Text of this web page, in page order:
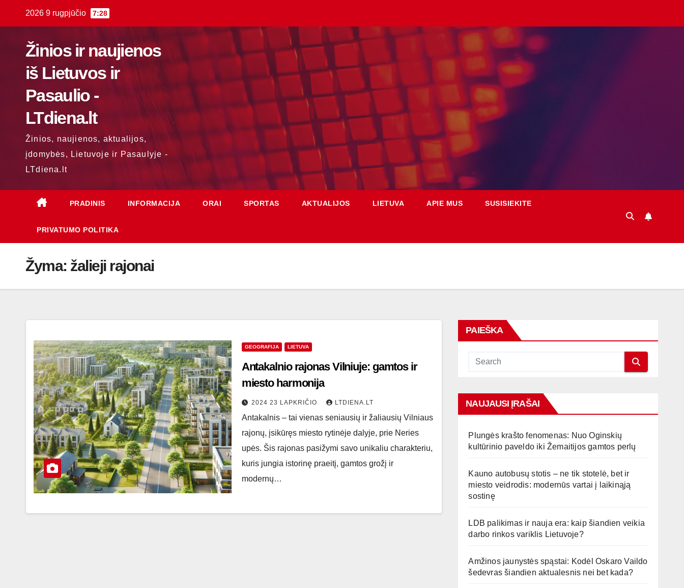
2026 9 rugpjūčio 7:28
Žinios ir naujienos
iš Lietuvos ir
Pasaulio -
LTdiena.lt
Žinios, naujienos, aktualijos,
įdomybės, Lietuvoje ir Pasaulyje -
LTdiena.lt
PRADINIS INFORMACIJA ORAI SPORTAS AKTUALIJOS LIETUVA APIE MUS SUSISIEKITE
PRIVATUMO POLITIKA
Žyma: žalieji rajonai
GEOGRAFIJA LIETUVA
Antakalnio rajonas Vilniuje: gamtos ir
miesto harmonija
2024 23 LAPKRIČIO LTDIENA.LT
Antakalnis – tai vienas seniausių ir žaliausių Vilniaus
rajonų, įsikūręs miesto rytinėje dalyje, prie Neries
upės. Šis rajonas pasižymi savo unikaliu charakteriu,
kuris jungia istorinę praeitį, gamtos grožį ir
modernų…
PAIEŠKA
NAUJAUSI ĮRAŠAI
Plungės krašto fenomenas: Nuo Oginskių
kultūrinio paveldo iki Žemaitijos gamtos perlų
Kauno autobusų stotis – ne tik stotelė, bet ir
miesto veidrodis: modernūs vartai į laikinąją
sostinę
LDB palikimas ir nauja era: kaip šiandien veikia
darbo rinkos variklis Lietuvoje?
Amžinos jaunystės spąstai: Kodėl Oskaro Vaildo
šedevras šiandien aktualesnis nei bet kada?